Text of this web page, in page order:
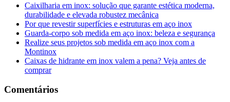
Caixilharia em inox: solução que garante estética moderna,
durabilidade e elevada robustez mecânica
Por que revestir superfícies e estruturas em aço inox
Guarda-corpo sob medida em aço inox: beleza e segurança
Realize seus projetos sob medida em aço inox com a
Montinox
Caixas de hidrante em inox valem a pena? Veja antes de
comprar
Comentários